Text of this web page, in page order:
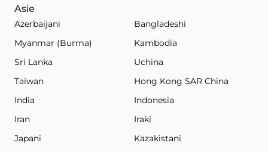
Asie
Azerbaijani
Bangladeshi
Myanmar (Burma)
Kambodia
Sri Lanka
Uchina
Taiwan
Hong Kong SAR China
India
Indonesia
Iran
Iraki
Japani
Kazakistani